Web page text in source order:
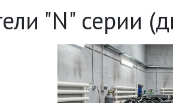
"N" серии